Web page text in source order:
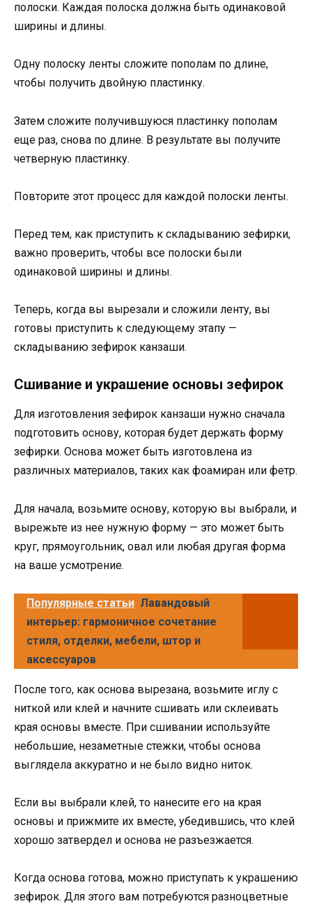
полоски. Каждая полоска должна быть одинаковой
ширины и длины.
Одну полоску ленты сложите пополам по длине,
чтобы получить двойную пластинку.
Затем сложите получившуюся пластинку пополам
еще раз, снова по длине. В результате вы получите
четверную пластинку.
Повторите этот процесс для каждой полоски ленты.
Перед тем, как приступить к складыванию зефирки,
важно проверить, чтобы все полоски были
одинаковой ширины и длины.
Теперь, когда вы вырезали и сложили ленту, вы
готовы приступить к следующему этапу —
складыванию зефирок канзаши.
Сшивание и украшение основы зефирок
Для изготовления зефирок канзаши нужно сначала
подготовить основу, которая будет держать форму
зефирки. Основа может быть изготовлена из
различных материалов, таких как фоамиран или фетр.
Для начала, возьмите основу, которую вы выбрали, и
вырежьте из нее нужную форму — это может быть
круг, прямоугольник, овал или любая другая форма
на ваше усмотрение.
Популярные статьи Лавандовый
интерьер: гармоничное сочетание
стиля, отделки, мебели, штор и
аксессуаров
После того, как основа вырезана, возьмите иглу с
ниткой или клей и начните сшивать или склеивать
края основы вместе. При сшивании используйте
небольшие, незаметные стежки, чтобы основа
выглядела аккуратно и не было видно ниток.
Если вы выбрали клей, то нанесите его на края
основы и прижмите их вместе, убедившись, что клей
хорошо затвердел и основа не разъезжается.
Когда основа готова, можно приступать к украшению
зефирок. Для этого вам потребуются разноцветные